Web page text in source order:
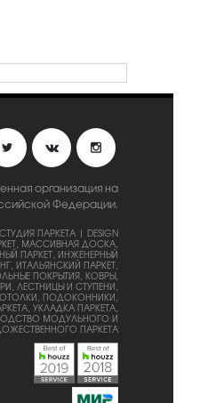
организация на
Федерации.
ПАРКЕТА | DESIGN
МАССИВНАЯ ДОСКА,
ПАРКЕТ, ИНЖЕНЕРНЫЙ
ИТАЛЬЯНСКИЙ ПАРКЕТ,
ПОКРЫТИЯ, КОВРЫ,
ЛЕСТНИЦЫ И СТУПЕНИ,
ПОДОКОННИКИ,
УКЛАДКА ПАРКЕТА,
МОДУЛЬНОГО И
ПАРКЕТА